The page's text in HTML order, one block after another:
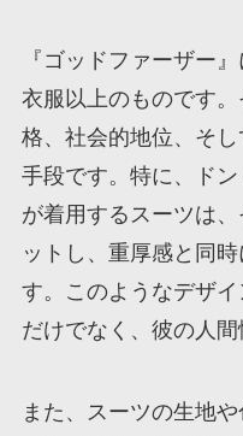
『ゴッドファーザー
衣服以上のものです
格、社会的地位、そ
手段です。特に、ド
が着用するスーツは
ットし、重厚感と同
す。このようなデザ
だけでなく、彼の人間
また、スーツの生地